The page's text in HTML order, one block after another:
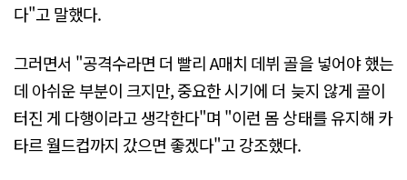
다"고 말했다.
그러면서 "공격수라면 더 빨리 A매치 데뷔 골을 넣어야 했는
데 아쉬운 부분이 크지만, 중요한 시기에 더 늦지 않게 골이
터진 게 다행이라고 생각한다"며 "이런 몸 상태를 유지해 카
타르 월드컵까지 갔으면 좋겠다"고 강조했다.